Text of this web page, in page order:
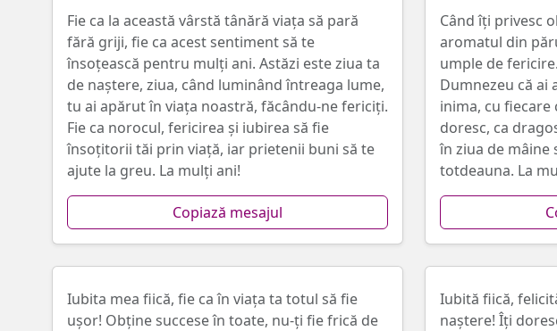
Fie ca la această vârstă tânără viața să pară
fără griji, fie ca acest sentiment să te
însoțească pentru mulți ani. Astăzi este ziua ta
de naștere, ziua, când luminând întreaga lume,
tu ai apărut în viața noastră, făcându-ne fericiți.
Fie ca norocul, fericirea și iubirea să fie
însoțitorii tăi prin viață, iar prietenii buni să te
ajute la greu. La mulți ani!
Copiază mesajul
Când îți privesc
aromatul din
umple de
Dumnezeu că ai
inima, cu fiecare
doresc, ca
în ziua de mâine
totdeauna. La
Iubita mea fiică, fie ca în viața ta totul să fie
ușor! Obține succese în toate, nu-ți fie frică de
Iubită fiică,
naștere! Îți